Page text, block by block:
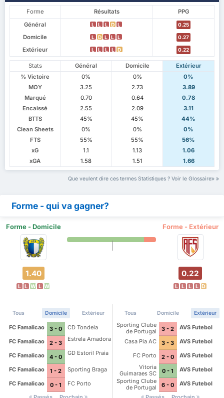
Forme Résultats
PPG
Général
L L L D L 0.25
Domicile L D L L L 0.27
Extérieur L L L L D 0.22
Stats Général Domicile
Extérieur
% Victoire
0% 0%
0%
MOY
3.25 2.73
3.89
Marqué
0.70 0.64
0.78
Encaissé
2.55 2.09
3.11
BTTS
45% 45%
44%
Clean Sheets
0% 0%
0%
FTS
55% 55%
56%
xG
1.1 1.13
1.06
xGA
1.58 1.51 1.66
Que veulent dire ces termes Statistiques ? Voir le Glossaire
Forme - qui va gagner?
Forme - Domicile Forme - Extérieur
1.40
L L W L W
0.22
L L L L D
Tous Domicile Extérieur
FC Famalicao 3 - 0
CD Tondela
FC Famalicao
2 - 3
Estrela Amadora
FC Famalicao 4 - 0
GD Estoril Praia
FC Famalicao 1 - 2
Sporting Braga
FC Famalicao
0 - 1
FC Porto
Tous Domicile Extérieur
Sporting Clube
de Portugal
3 - 2
AVS Futebol
Casa Pia AC
3 - 3
AVS Futebol
FC Porto
2 - 0
AVS Futebol
Vitoria
Guimaraes SC
0 - 1
AVS Futebol
Sporting Clube
de Portugal
6 - 0
AVS Futebol